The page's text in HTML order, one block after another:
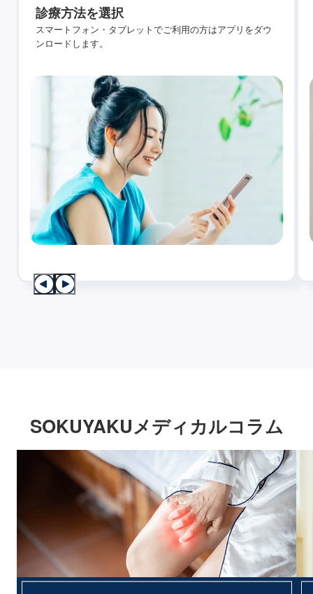
診療方法を選択
スマートフォン・タブレットでご利用の方はアプリをダウ
ンロードします。
SOKUYAKUメディカルコラム